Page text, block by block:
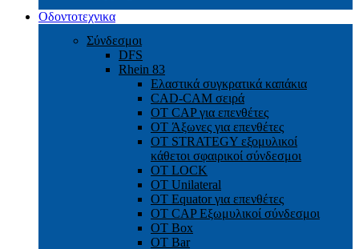
Οδοντοτεχνικα
Σύνδεσμοι
DFS
Rhein 83
Ελαστικά συγκρατικά καπάκια
CAD-CAM σειρά
ΟΤ CAP για επενθέτες
OT Άξωνες για επενθέτες
OT STRATEGY εξομυλικοί
κάθετοι σφαιρικοί σύνδεσμοι
OT LOCK
OT Unilateral
OT Equator για επενθέτες
OT CAP Εξωμυλικοί σύνδεσμοι
OT Box
OT Bar